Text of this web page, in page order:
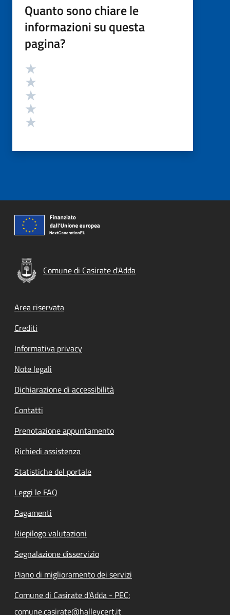
Quanto sono chiare le
informazioni su questa
pagina?
Valutazione
Comune di Casirate d'Adda
Footer menu
Area riservata
Crediti
Informativa privacy
Note legali
Dichiarazione di accessibilità
Contatti
Prenotazione appuntamento
Richiedi assistenza
Statistiche del portale
Leggi le FAQ
Pagamenti
Riepilogo valutazioni
Segnalazione disservizio
Piano di miglioramento dei servizi
Comune di Casirate d'Adda - PEC:
comune.casirate@halleycert.it